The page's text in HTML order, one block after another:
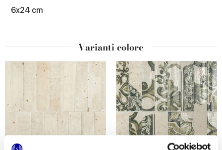
6x24 cm
Varianti colore